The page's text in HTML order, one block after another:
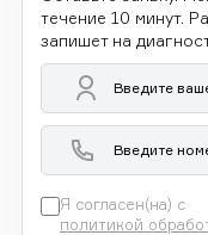
течение 10 минут.
запишет на
Я согласен(на) с
политикой